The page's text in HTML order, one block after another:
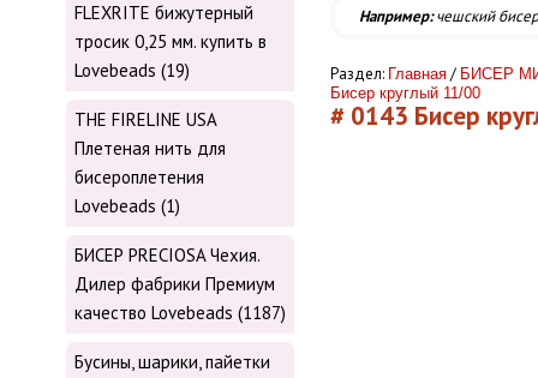
FLEXRITE бижутерный
тросик 0,25 мм. купить в
Lovebeads (19)
THE FIRELINE USA
Плетеная нить для
бисероплетения
Lovebeads (1)
БИСЕР PRECIOSA Чехия.
Дилер фабрики Премиум
качество Lovebeads (1187)
Бусины, шарики, пайетки
Например:чешский бисер
Раздел: Главная / БИСЕР
Бисер круглый 11/00
# 0143 Бисер